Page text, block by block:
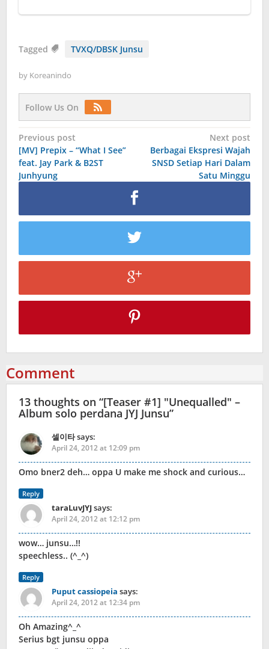
Tagged TVXQ/DBSK Junsu
by Koreanindo
Follow Us On
Post
navigation
Previous post
[MV] Prepix – “What I See”
feat. Jay Park & B2ST
Junhyung
Next post
Berbagai Ekspresi Wajah
SNSD Setiap Hari Dalam
Satu Minggu
Comment
13 thoughts on “[Teaser #1] "Unequalled" –
Album solo perdana JYJ Junsu”
셀이타says:
April 24, 2012 at 12:09 pm
Omo bner2 deh… oppa U make me shock and curious…
Reply
taraLuvJYJsays:
April 24, 2012 at 12:12 pm
wow… junsu…!!
speechless.. (^_^)
Reply
Puput cassiopeia says:
April 24, 2012 at 12:34 pm
Oh Amazing^_^
Serius bgt junsu oppa